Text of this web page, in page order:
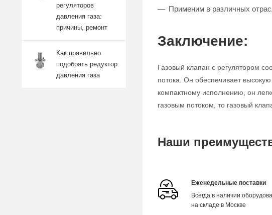
Применим в различных
Заключение:
Газовый клапан с регулятором
потока. Он обеспечивает
компактному исполнению, он
газовым потоком, то газовый
Наши
Еженедельные поставки
Всегда в наличии
на складе в Москве
регуляторов
давления газа:
причины, ремонт
Как правильно
подобрать редуктор
давления газа